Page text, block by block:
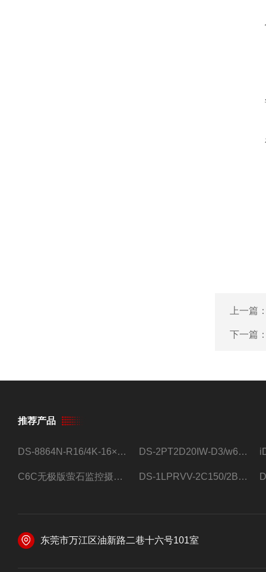
上一篇
下一篇
推荐产品
DS-8864N-R16/4K-16×4T/希捷16盘位录像机 DS-2PT2D20IW-D3/w64路高清硬盘录像机
C6C无极版萤石监控摄像头 DS-1LPRVV-2C150/2B监控室外夜视高清电源线护套线200米/卷
东莞市万江区油新路二巷十六号101室